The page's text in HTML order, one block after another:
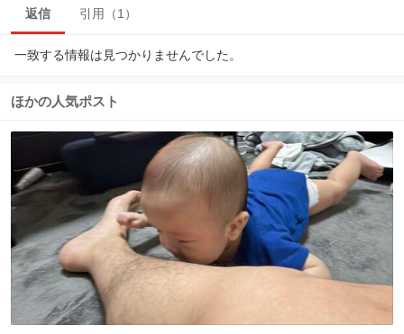
返信 引用（1）
一致する情報は見つかりませんでした。
ほかの人気ポスト